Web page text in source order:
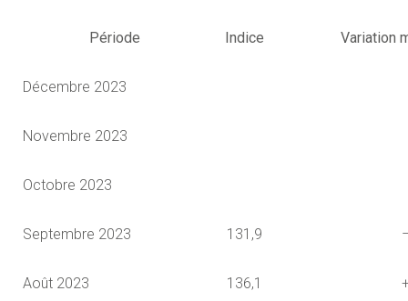
Période Indice Variation
Décembre 2023
Novembre 2023
Octobre 2023
Septembre 2023 131,9
Août 2023 136,1